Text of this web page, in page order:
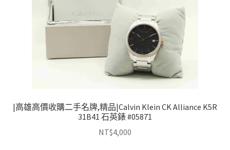
|高雄高價收購二手名牌,精品|Calvin Klein CK Alliance K5R
31B41 石英錶 #05871
NT$4,000